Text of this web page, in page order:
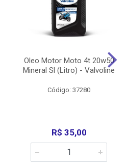
Oleo Motor Moto 4t 20w50
Mineral Sl (Litro) - Valvoline
Código: 37280
R$ 35,00